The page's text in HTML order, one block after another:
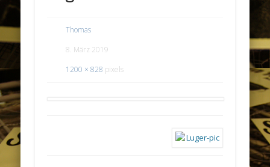
Thomas
8. März 2019
1200 × 828 pixels